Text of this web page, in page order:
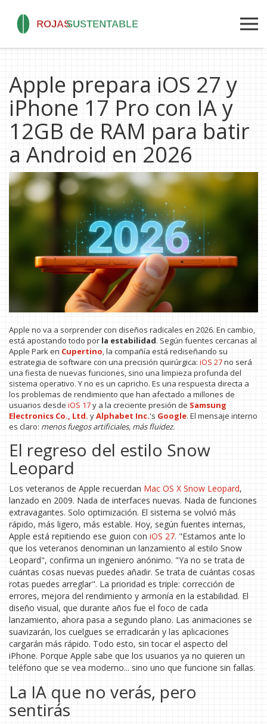
Apple prepara iOS 27 y
iPhone 17 Pro con IA y
12GB de RAM para batir
a Android en 2026
Apple no va a sorprender con diseños radicales en 2026. En cambio,
está apostando todo por la estabilidad. Según fuentes cercanas al
Apple Park en Cupertino, la compañía está rediseñando su
estrategia de software con una precisión quirúrgica: iOS 27no será
una fiesta de nuevas funciones, sino una limpieza profunda del
sistema operativo. Y no es un capricho. Es una respuesta directa a
los problemas de rendimiento que han afectado a millones de
usuarios desde iOS 17y a la creciente presión de Samsung
Electronics Co., Ltd. yAlphabet Inc.'s Google. El mensaje interno
es claro: menos fuegos artificiales, más fluidez.
El regreso del estilo Snow
Leopard
Los veteranos de Apple recuerdan Mac OS X Snow Leopard,
lanzado en 2009. Nada de interfaces nuevas. Nada de funciones
extravagantes. Solo optimización. El sistema se volvió más
rápido, más ligero, más estable. Hoy, según fuentes internas,
Apple está repitiendo ese guion con iOS 27. "Estamos ante lo
que los veteranos denominan un lanzamiento al estilo Snow
Leopard", confirma un ingeniero anónimo. "Ya no se trata de
cuántas cosas nuevas puedes añadir. Se trata de cuántas cosas
rotas puedes arreglar". La prioridad es triple: corrección de
errores, mejora del rendimiento y armonía en la estabilidad. El
diseño visual, que durante años fue el foco de cada
lanzamiento, ahora pasa a segundo plano. Las animaciones se
suavizarán, los cuelgues se erradicarán y las aplicaciones
cargarán más rápido. Todo esto, sin tocar el aspecto del
iPhone. Porque Apple sabe que los usuarios ya no quieren un
teléfono que se vea moderno... sino uno que funcione sin fallas.
La IA que no verás, pero
sentirás